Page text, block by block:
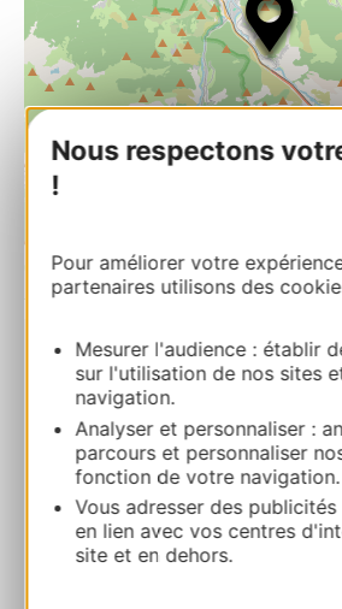
Nous respectons
!
Pour améliorer votre
partenaires utilisons des
Mesurer l'audience : établir
sur l'utilisation de nos sites
navigation.
Analyser et personnaliser :
parcours et personnaliser
fonction de votre navigation.
Vous adresser des publicités
en lien avec vos centres
site et en dehors.
Leaflet| Map data ©
Natura 2000, Quiès
sur-Ariège y cueva de la
09400 ORNOLAC-
Ruta y acceso
05 61 02 71 69